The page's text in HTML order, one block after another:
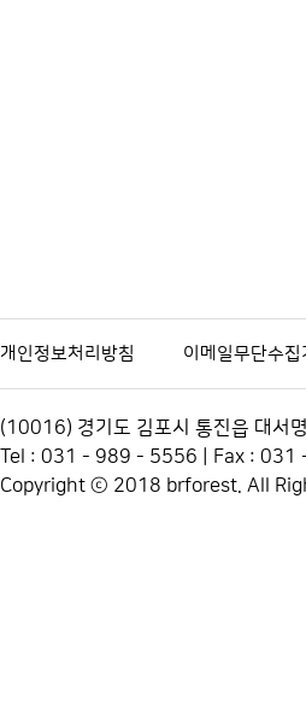
개인정보처리방침 이메일무단수집
(10016) 경기도 김포시 통진읍 대서
Tel : 031 - 989 - 5556 | Fax :
Copyright ⓒ 2018 brforest. All